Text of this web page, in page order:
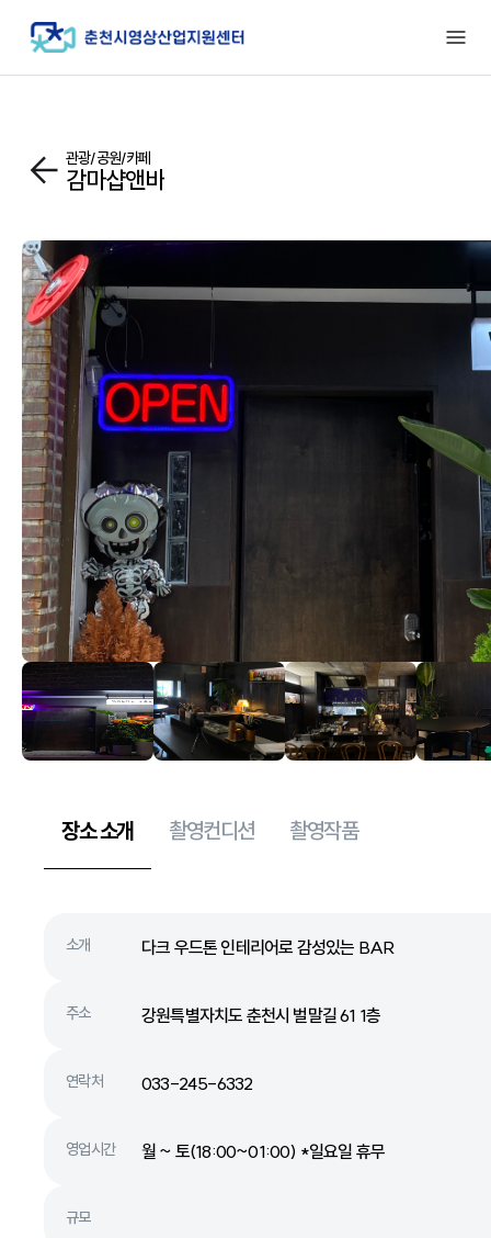
관광/공원/카페
감마샵앤바
장소 소개 촬영컨디션 촬영작품
소개 다크 우드톤 인테리어로 감성있는 BAR
주소 강원특별자치도 춘천시 벌말길 61 1층
연락처 033-245-6332
영업시간 월 ~ 토(18:00~01:00) *일요일 휴무
규모